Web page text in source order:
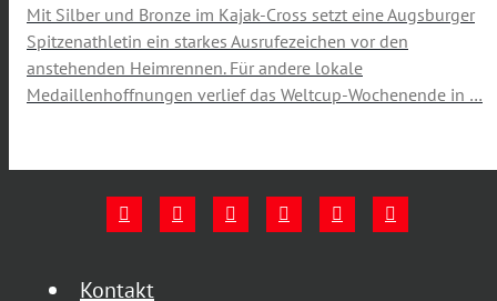
Mit Silber und Bronze im Kajak-Cross setzt eine Augsburger
Spitzenathletin ein starkes Ausrufezeichen vor den
anstehenden Heimrennen. Für andere lokale
Medaillenhoffnungen verlief das Weltcup-Wochenende in …
Kontakt